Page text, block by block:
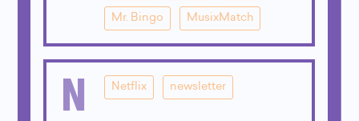
Mr. Bingo MusixMatch
N Netflix newsletter